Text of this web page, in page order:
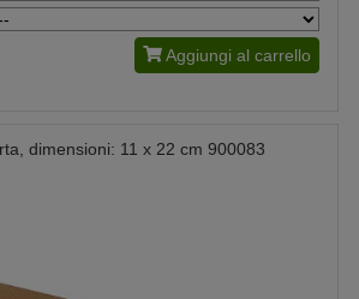
Aggiungi al carrello
dimensioni: 11 x 22 cm 900083